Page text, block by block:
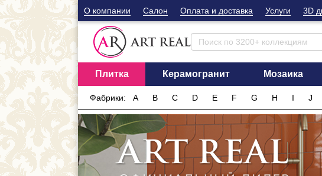
О компании Cалон Оплата и доставка Услуги 3D
Плитка Керамогранит Мозаика
Фабрики: A B C D E F G H I J